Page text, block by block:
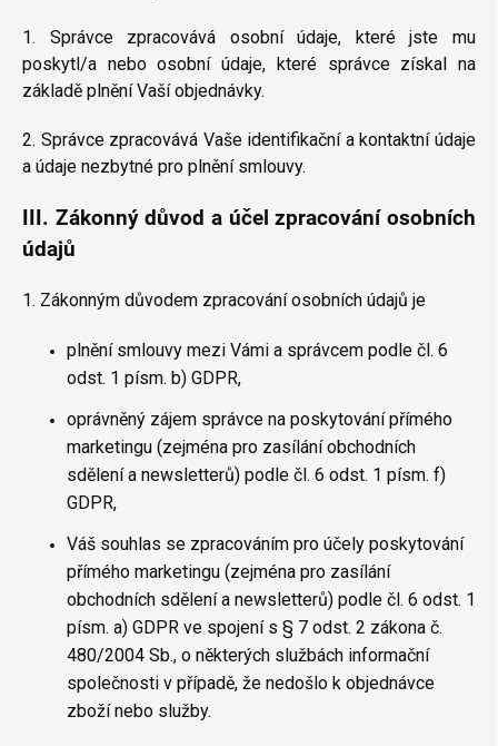
1. Správce zpracovává osobní údaje, které jste mu
poskytl/a nebo osobní údaje, které správce získal na
základě plnění Vaší objednávky.
2. Správce zpracovává Vaše identifikační a kontaktní údaje
a údaje nezbytné pro plnění smlouvy.
III. Zákonný důvod a účel zpracování osobních
údajů
1. Zákonným důvodem zpracování osobních údajů je
plnění smlouvy mezi Vámi a správcem podle čl. 6
odst. 1 písm. b) GDPR,
oprávněný zájem správce na poskytování přímého
marketingu (zejména pro zasílání obchodních
sdělení a newsletterů) podle čl. 6 odst. 1 písm. f)
GDPR,
Váš souhlas se zpracováním pro účely poskytování
přímého marketingu (zejména pro zasílání
obchodních sdělení a newsletterů) podle čl. 6 odst. 1
písm. a) GDPR ve spojení s § 7 odst. 2 zákona č.
480/2004 Sb., o některých službách informační
společnosti v případě, že nedošlo k objednávce
zboží nebo služby.